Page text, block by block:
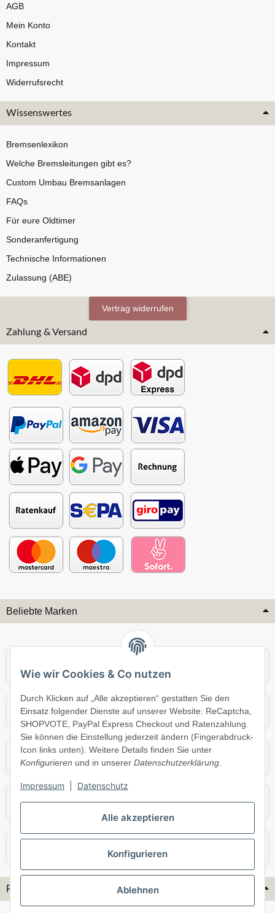
Alle akzeptieren
Konfigurieren
Ablehnen
Wie wir Cookies & Co nutzen
Durch Klicken auf „Alle akzeptieren“ gestatten Sie den
Einsatz folgender Dienste auf unserer Website: ReCaptcha,
SHOPVOTE, PayPal Express Checkout und Ratenzahlung.
Sie können die Einstellung jederzeit ändern (Fingerabdruck-
Icon links unten). Weitere Details finden Sie unter
Konfigurieren und in unserer Datenschutzerklärung.
Impressum Datenschutz
AGB
Mein Konto
Kontakt
Impressum
Widerrufsrecht
Wissenswertes
Bremsenlexikon
Welche Bremsleitungen gibt es?
Custom Umbau Bremsanlagen
FAQs
Für eure Oldtimer
Sonderanfertigung
Technische Informationen
Zulassung (ABE)
Vertrag widerrufen
Zahlung & Versand
Beliebte Marken
Mercedes Mini
Opel Porsche
Skoda Smart
Flex-Hydraulik...